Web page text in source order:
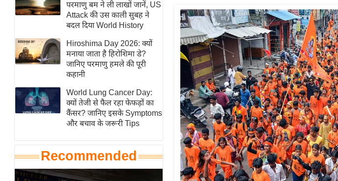
न्यूज ब्रीफ
मनोरंजन जगत
बॉलीवुड
हॉलीवुड
फिल्म समीक्षा
News
लाइफस्टाइल
टेक्नॉलॉजी
ब्यूटी/फैशन
घरेलू नुस्खे
पर्यटन स्थल
परमाणु बम ने ली लाखों जानें, US
Attack की उस काली सुबह ने
बदल दिया World History
Hiroshima Day 2026: क्यों
मनाया जाता है हिरोशिमा डे?
जानिए परमाणु हमले की पूरी
कहानी
World Lung Cancer Day:
क्यों तेजी से फैल रहा फेफड़ों का
कैंसर? जानिए इसके Symptoms
और बचाव के जरूरी Tips
Recommended